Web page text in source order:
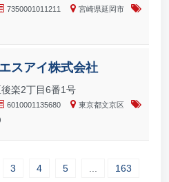
7350001011211
宮崎県延岡市
スアイ株式会社
楽2丁目6番1号
6010001135680
東京都文京区
3 4 5 163